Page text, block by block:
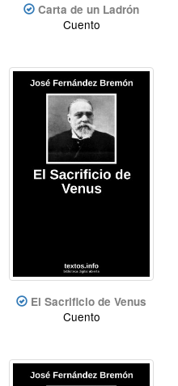
Carta de un Ladrón
Cuento
El Sacrificio de Venus
Cuento